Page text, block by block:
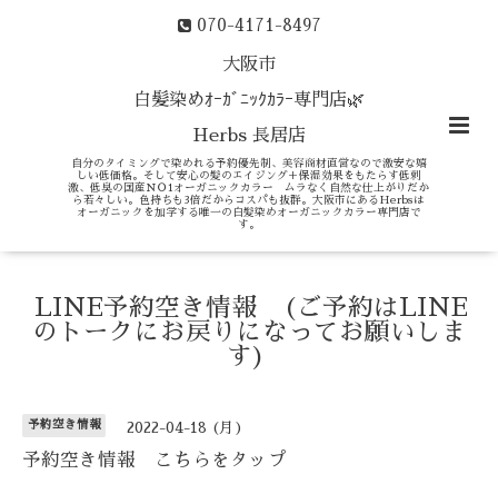
070-4171-8497
大阪市
白髪染めｵｰｶﾞﾆｯｸｶﾗｰ専門店🌿
Herbs 長居店
自分のタイミングで染めれる予約優先制、美容商材直営なので激安な嬉
しい低価格。そして安心の髪のエイジング＋保湿効果をもたらす低刺
激、低臭の国産ＮＯ1オーガニックカラー ムラなく自然な仕上がりだか
ら若々しい。色持ちも3倍だからコスパも抜群。大阪市にあるHerbsは
オーガニックを加学する唯一の白髪染めオーガニックカラー専門店で
す。
LINE予約空き情報 (ご予約はLINE
のトークにお戻りになってお願いしま
す)
予約空き情報 2022-04-18 (月)
予約空き情報 こちらをタップ